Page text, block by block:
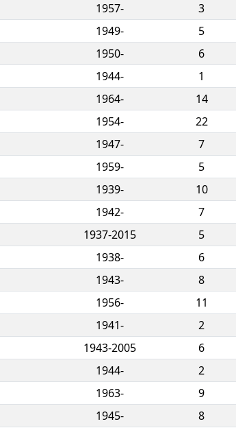
1957-
3
1949-
5
1950-
6
1944-
1
1964-
14
1954-
22
1947-
7
1959-
5
1939-
10
1942-
7
1937-2015
5
1938-
6
1943-
8
1956-
11
1941-
2
1943-2005
6
1944-
2
1963-
9
1945- 8